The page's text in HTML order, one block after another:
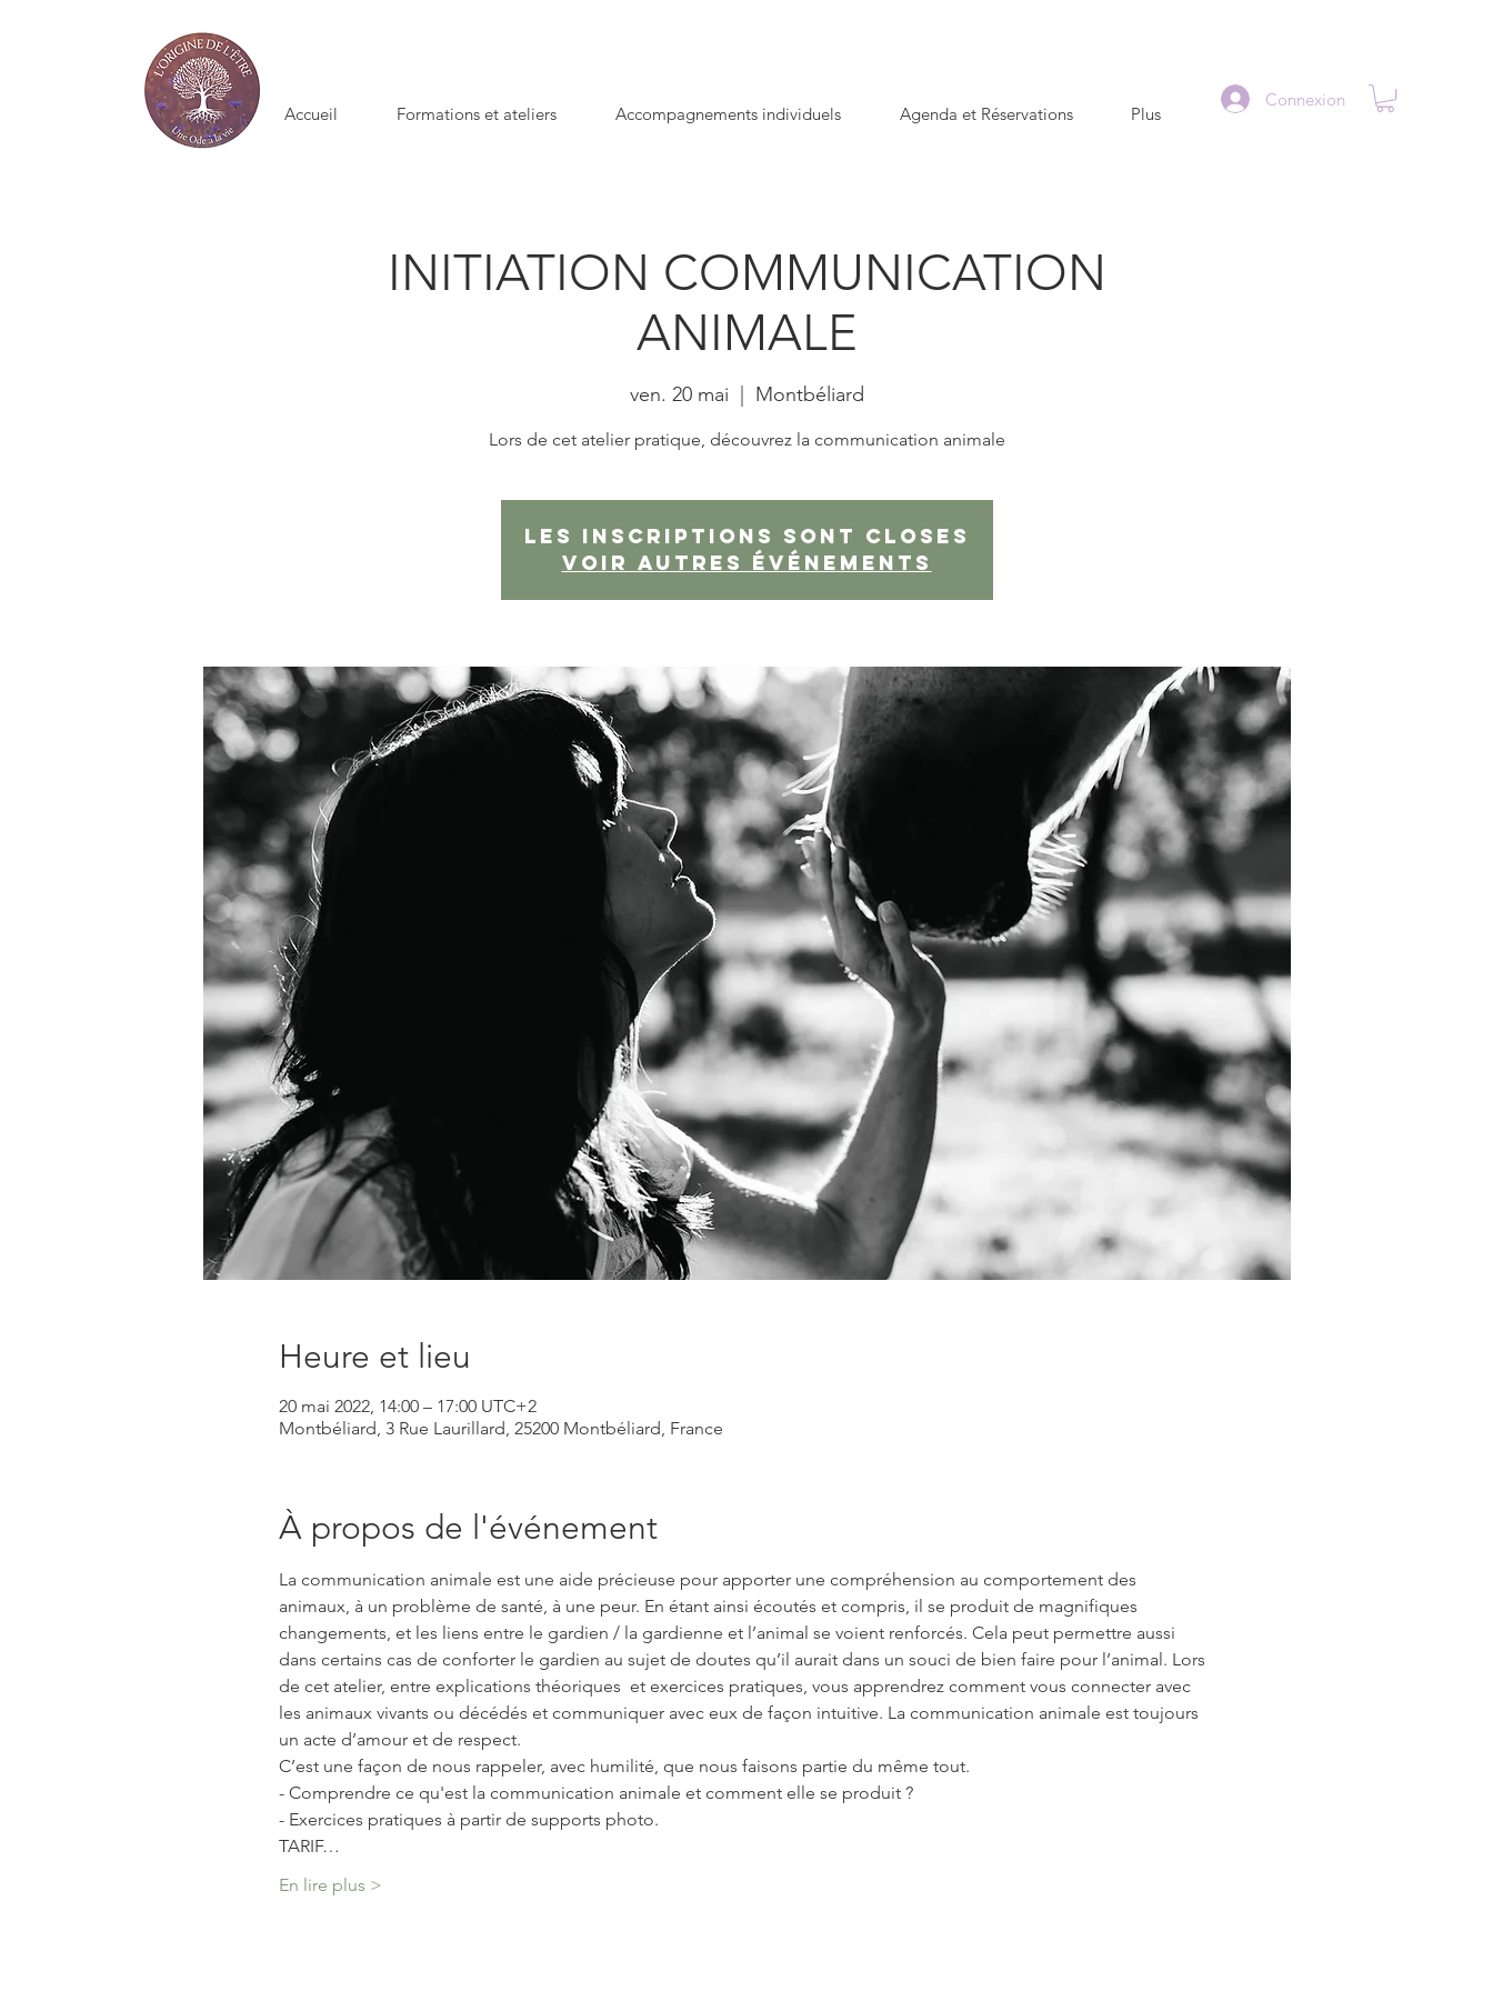
Accueil Formations et ateliers Accompagnements individuels Agenda et Réservations Plus
Connexion
INITIATION COMMUNICATION
ANIMALE
ven. 20 mai Montbéliard
Lors de cet atelier pratique, découvrez la communication animale
Les inscriptions sont closes
Voir autres événements
Heure et lieu
20 mai 2022, 14:00 – 17:00 UTC+2
Montbéliard, 3 Rue Laurillard, 25200 Montbéliard, France
À propos de l'événement
La communication animale est une aide précieuse pour apporter une compréhension au comportement des
animaux, à un problème de santé, à une peur. En étant ainsi écoutés et compris, il se produit de magnifiques
changements, et les liens entre le gardien / la gardienne et l’animal se voient renforcés. Cela peut permettre aussi
dans certains cas de conforter le gardien au sujet de doutes qu’il aurait dans un souci de bien faire pour l’animal. Lors
de cet atelier, entre explications théoriques  et exercices pratiques, vous apprendrez comment vous connecter avec
les animaux vivants ou décédés et communiquer avec eux de façon intuitive. La communication animale est toujours
un acte d’amour et de respect.
C’est une façon de nous rappeler, avec humilité, que nous faisons partie du même tout.
- Comprendre ce qu'est la communication animale et comment elle se produit ?
- Exercices pratiques à partir de supports photo.
TARIF…
En lire plus >